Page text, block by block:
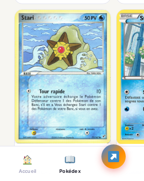
EX : Deoxys
COMMUNE
Stari
Accueil Pokédex